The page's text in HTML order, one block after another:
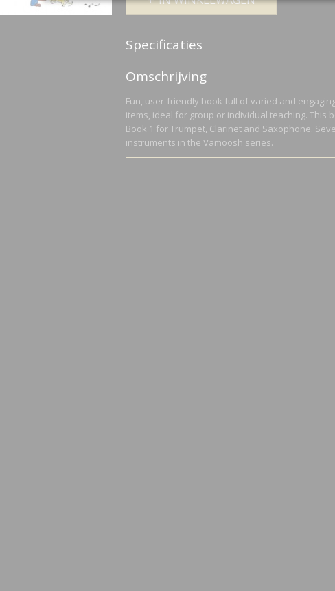
Specificaties
Productcode
Netto gewicht
Bruto gewicht
0,10
Omschrijving
Fun, user-friendly book full of varied and
items, ideal for group or individual teaching. This
Book 1 for Trumpet, Clarinet and Saxophone.
instruments in the Vamoosh series.